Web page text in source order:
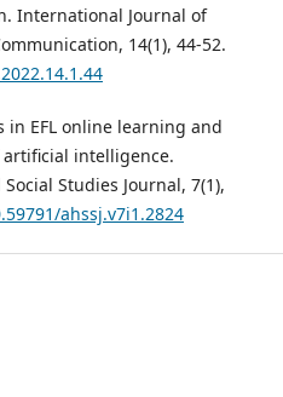
International Journal of
14(1), 44-52.
in EFL online learning and
intelligence.
Studies Journal, 7(1),
ahssj.v7i1.2824